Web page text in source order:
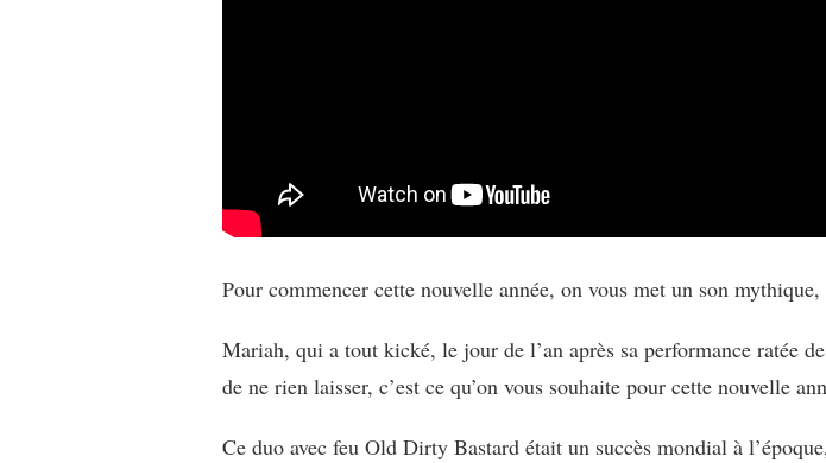
Pour commencer cette nouvelle année, on vous met un son
Mariah, qui a tout kické, le jour de l’an après sa performance ratée
de ne rien laisser, c’est ce qu’on vous souhaite pour cette nouvelle
Ce duo avec feu Old Dirty Bastard était un succès mondial à